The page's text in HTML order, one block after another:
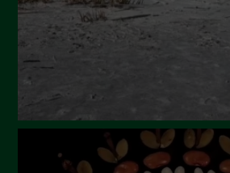
Marzo 2024
Febbraio 2024
Ottobre 2023